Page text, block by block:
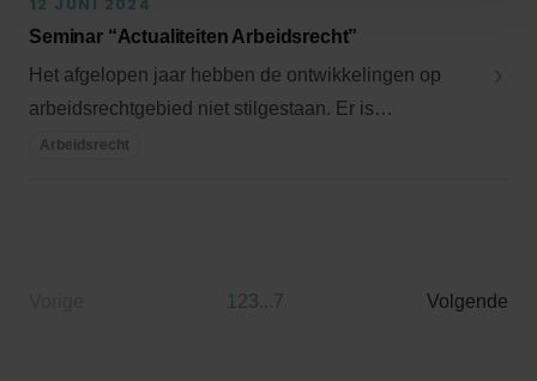
12 JUNI 2024
Seminar “Actualiteiten Arbeidsrecht”
Het afgelopen jaar hebben de ontwikkelingen op
arbeidsrechtgebied niet stilgestaan. Er is
spraakmake...
Arbeidsrecht
1 23...7 Volgende